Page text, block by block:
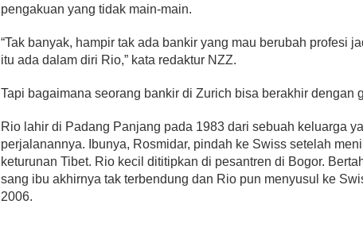
pengakuan yang tidak main-main.
“Tak banyak, hampir tak ada bankir yang mau berubah profesi
itu ada dalam diri Rio,” kata redaktur NZZ.
Tapi bagaimana seorang bankir di Zurich bisa berakhir dengan
Rio lahir di Padang Panjang pada 1983 dari sebuah keluarga
perjalanannya. Ibunya, Rosmidar, pindah ke Swiss setelah
keturunan Tibet. Rio kecil dititipkan di pesantren di Bogor.
sang ibu akhirnya tak terbendung dan Rio pun menyusul ke
2006.